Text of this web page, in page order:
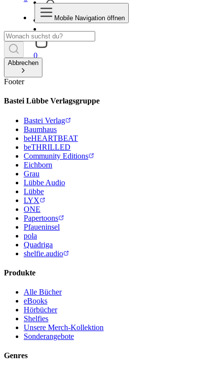
0
Mobile Navigation öffnen
Abbrechen
Footer
Bastei Lübbe Verlagsgruppe
Bastei Verlag
Baumhaus
beHEARTBEAT
beTHRILLED
Community Editions
Eichborn
Grau
Lübbe Audio
Lübbe
LYX
ONE
Papertoons
Pfaueninsel
pola
Quadriga
shelfie.audio
Produkte
Alle Bücher
eBooks
Hörbücher
Shelfies
Unsere Merch-Kollektion
Sonderangebote
Genres